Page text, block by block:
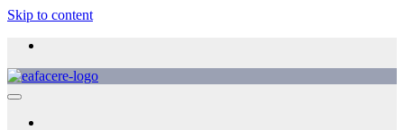
Skip to content